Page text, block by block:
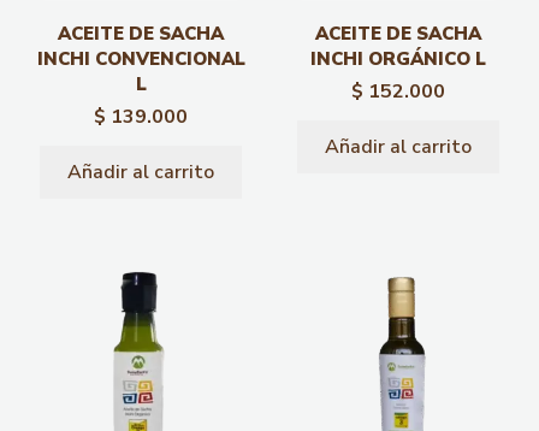
ACEITE DE SACHA
INCHI CONVENCIONAL
L
$ 139.000
Añadir al carrito
ACEITE DE SACHA
INCHI ORGÁNICO L
$ 152.000
Añadir al carrito